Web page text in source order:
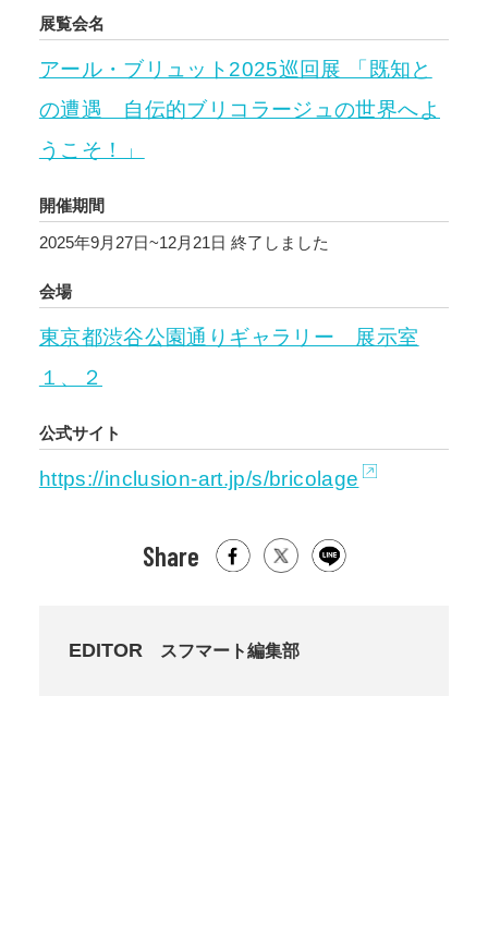
展覧会名
アール・ブリュット2025巡回展 「既知と
の遭遇 自伝的ブリコラージュの世界へよ
うこそ！」
開催期間
2025年9月27日~12月21日 終了しました
会場
東京都渋谷公園通りギャラリー 展示室
１、２
公式サイト
https://inclusion-art.jp/s/bricolage
Share
EDITOR スフマート編集部